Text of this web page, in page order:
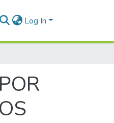
Log In